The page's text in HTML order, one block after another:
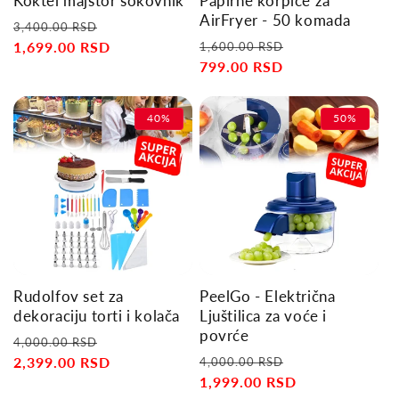
n
:
Regular
price
3,400.00 RSD
price
1,699.00 RSD
AirFryer - 50 komada
Regular
price
1,600.00 RSD
799.00 RSD
40%
Rudolfov set za
dekoraciju torti i kolača
Regular
price
4,000.00 RSD
price
2,399.00 RSD
50%
PeelGo - Električna
Ljuštilica za voće i
povrće
Regular
price
4,000.00 RSD
price
1,999.00 RSD